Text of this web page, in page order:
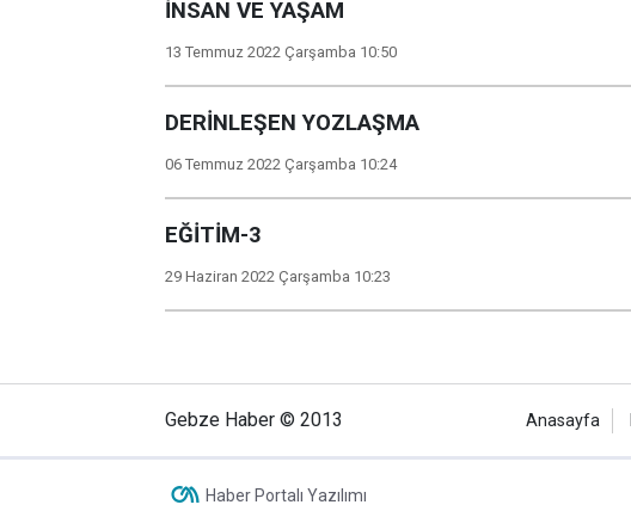
İNSAN VE YAŞAM
13 Temmuz 2022 Çarşamba 10:50
DERİNLEŞEN YOZLAŞMA
06 Temmuz 2022 Çarşamba 10:24
EĞİTİM-3
29 Haziran 2022 Çarşamba 10:23
Gebze Haber © 2013 Anasayfa
Haber Portalı Yazılımı